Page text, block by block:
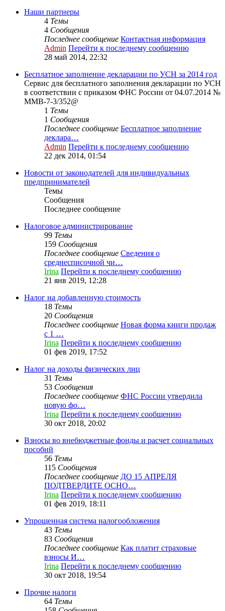
Наши партнеры
4 Темы
4 Сообщения
Последнее сообщение Контактная информация
Admin Перейти к последнему сообщению
28 май 2014, 22:32
Бесплатное заполнение декларации по УСН за 2014 год
Сервис для бесплатного заполнения декларации по УСН
в соответствии с приказом ФНС России от 04.07.2014 №
ММВ-7-3/352@
1 Темы
1 Сообщения
Последнее сообщение Бесплатное заполнение
деклара…
Admin Перейти к последнему сообщению
22 дек 2014, 01:54
Новости от законодателей для индивидуальных
предпринимателей
Темы
Сообщения
Последнее сообщение
Налоговое администрирование
99 Темы
159 Сообщения
Последнее сообщение Сведения о
среднесписочной чи…
Irina Перейти к последнему сообщению
21 янв 2019, 12:28
Налог на добавленную стоимость
18 Темы
20 Сообщения
Последнее сообщение Новая форма книги продаж
с 1 …
Irina Перейти к последнему сообщению
01 фев 2019, 17:52
Налог на доходы физических лиц
31 Темы
53 Сообщения
Последнее сообщение ФНС России утвердила
новую фо…
Irina Перейти к последнему сообщению
30 окт 2018, 20:02
Взносы во внебюджетные фонды и расчет социальных
пособий
56 Темы
115 Сообщения
Последнее сообщение ДО 15 АПРЕЛЯ
ПОДТВЕРДИТЕ ОСНО…
Irina Перейти к последнему сообщению
01 фев 2019, 18:11
Упрощенная система налогообложения
43 Темы
83 Сообщения
Последнее сообщение Как платит страховые
взносы И…
Irina Перейти к последнему сообщению
30 окт 2018, 19:54
Прочие налоги
64 Темы